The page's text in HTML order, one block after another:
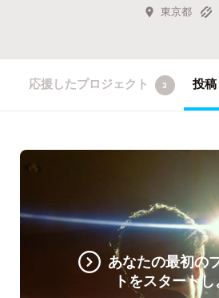
東京都
応援したプロジェクト 3 投
あなたの最初の
トをスタートし